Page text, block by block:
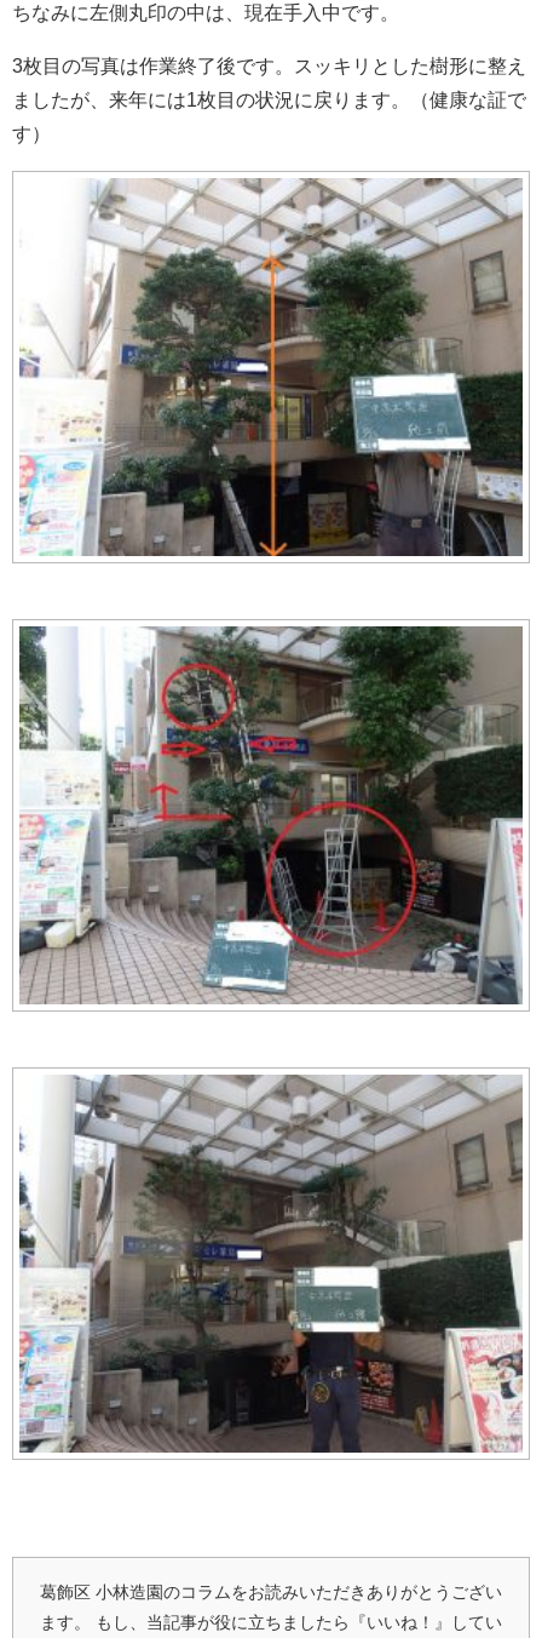
ちなみに左側丸印の中は、現在手入中です。
3枚目の写真は作業終了後です。スッキリとした樹形に整え
ましたが、来年には1枚目の状況に戻ります。（健康な証で
す）
葛飾区 小林造園のコラムをお読みいただきありがとうござい
ます。
もし、当記事が役に立ちましたら『いいね！』してい